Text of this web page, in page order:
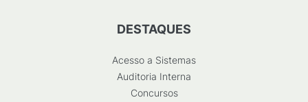
DESTAQUES
Acesso a Sistemas
Auditoria Interna
Concursos